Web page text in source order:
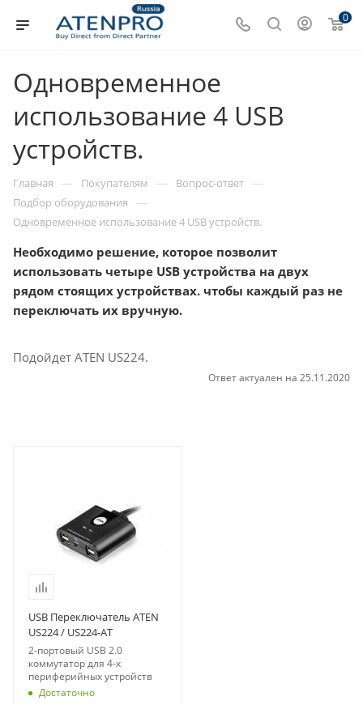
0
Одновременное
использование 4 USB
устройств.
Главная — Покупателям — Вопрос-ответ —
Подбор оборудования —
Одновременное использование 4 USB устройств.
Необходимо решение, которое позволит
использовать четыре USB устройства на двух
рядом стоящих устройствах. чтобы каждый раз не
переключать их вручную.
Подойдет ATEN US224.
Ответ актуален на 25.11.2020
USB Переключатель ATEN
US224 / US224-AT
2-портовый USB 2.0
коммутатор для 4-х
периферийных устройств
Достаточно